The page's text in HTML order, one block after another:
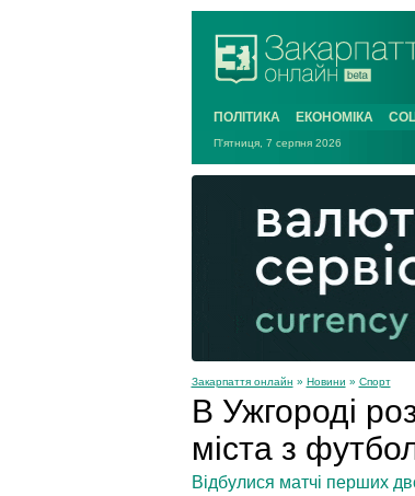
ПОЛІТИКА ЕКОНОМІКА
П'ятниця, 7 серпня 2026
Закарпаття онлайн » Новини » Спорт
В Ужгороді
міста з
Відбулися матчі перших